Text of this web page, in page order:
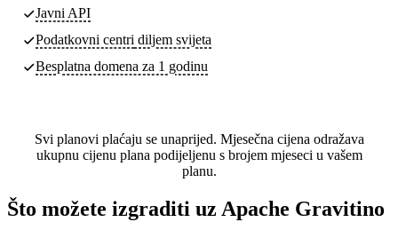
Javni API
Podatkovni centri diljem svijeta
Besplatna domena za 1 godinu
Svi planovi plaćaju se unaprijed. Mjesečna cijena odražava
ukupnu cijenu plana podijeljenu s brojem mjeseci u vašem
planu.
Što možete izgraditi uz Apache Gravitino